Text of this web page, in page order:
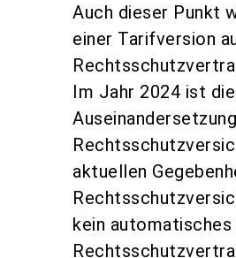
Auch dieser Punkt
einer Tarifversion
Im Jahr 2024 ist
aktuellen
kein